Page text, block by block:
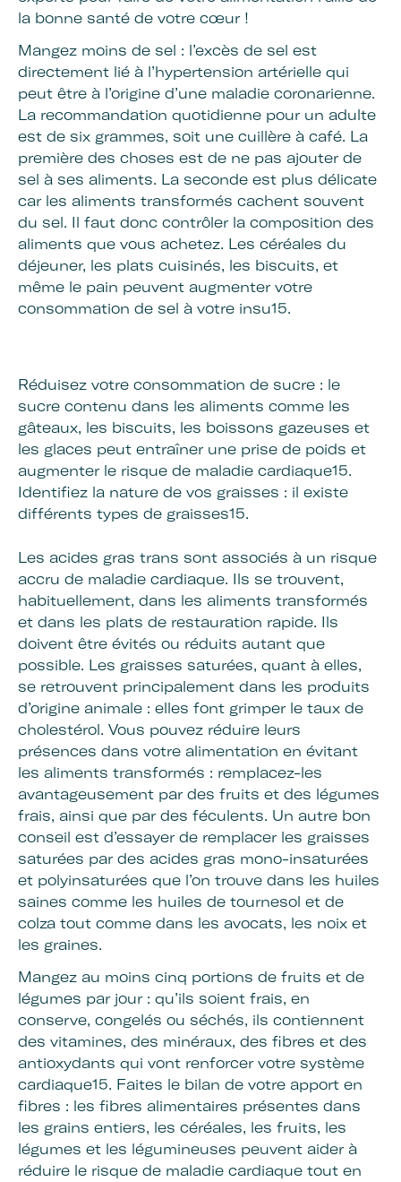
la bonne santé de votre cœur !
Mangez moins de sel : l’excès de sel est
directement lié à l’hypertension artérielle qui
peut être à l’origine d’une maladie coronarienne.
La recommandation quotidienne pour un adulte
est de six grammes, soit une cuillère à café. La
première des choses est de ne pas ajouter de
sel à ses aliments. La seconde est plus délicate
car les aliments transformés cachent souvent
du sel. Il faut donc contrôler la composition des
aliments que vous achetez. Les céréales du
déjeuner, les plats cuisinés, les biscuits, et
même le pain peuvent augmenter votre
consommation de sel à votre insu15.
Réduisez votre consommation de sucre : le
sucre contenu dans les aliments comme les
gâteaux, les biscuits, les boissons gazeuses et
les glaces peut entraîner une prise de poids et
augmenter le risque de maladie cardiaque15.
Identifiez la nature de vos graisses : il existe
différents types de graisses15.
Les acides gras trans sont associés à un risque
accru de maladie cardiaque. Ils se trouvent,
habituellement, dans les aliments transformés
et dans les plats de restauration rapide. Ils
doivent être évités ou réduits autant que
possible. Les graisses saturées, quant à elles,
se retrouvent principalement dans les produits
d’origine animale : elles font grimper le taux de
cholestérol. Vous pouvez réduire leurs
présences dans votre alimentation en évitant
les aliments transformés : remplacez-les
avantageusement par des fruits et des légumes
frais, ainsi que par des féculents. Un autre bon
conseil est d’essayer de remplacer les graisses
saturées par des acides gras mono-insaturées
et polyinsaturées que l’on trouve dans les huiles
saines comme les huiles de tournesol et de
colza tout comme dans les avocats, les noix et
les graines.
Mangez au moins cinq portions de fruits et de
légumes par jour : qu’ils soient frais, en
conserve, congelés ou séchés, ils contiennent
des vitamines, des minéraux, des fibres et des
antioxydants qui vont renforcer votre système
cardiaque15. Faites le bilan de votre apport en
fibres : les fibres alimentaires présentes dans
les grains entiers, les céréales, les fruits, les
légumes et les légumineuses peuvent aider à
réduire le risque de maladie cardiaque tout en